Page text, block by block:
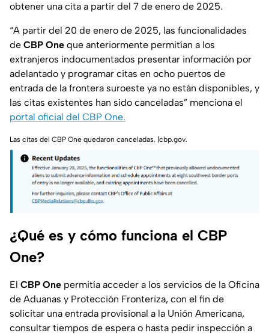
obtener una cita a partir del 7 de enero de 2025.
“A partir del 20 de enero de 2025, las funcionalidades
de CBP One que anteriormente permitían a los
extranjeros indocumentados presentar información por
adelantado y programar citas en ocho puertos de
entrada de la frontera suroeste ya no están disponibles, y
las citas existentes han sido canceladas” menciona el
portal oficial del CBP One.
Las citas del CBP One quedaron canceladas. |cbp.gov.
¿Qué es y cómo funciona el CBP
One?
El CBP One permitía acceder a los servicios de la Oficina
de Aduanas y Protección Fronteriza, con el fin de
solicitar una entrada provisional a la Unión Americana,
consultar tiempos de espera o hasta pedir inspección a